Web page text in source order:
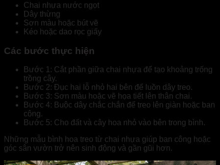
Chai nhựa nước ngọt
Dây thừng
Sơn màu hoặc bút vẽ
Kéo hoặc dao rọc giấy
Các bước thực hiện
Bước 1: Cắt phần giữa chai nhựa để tạo khoảng trống
trồng cây.
Bước 2: Đục hai lỗ nhỏ hai bên để luồn dây treo.
Bước 3: Sơn màu hoặc vẽ họa tiết lên thân chai.
Bước 4: Buộc dây chắc chắn để treo lên giàn hoặc ban
công.
Bước 5: Cho đất và cây hoa nhỏ vào bên trong bình.
Những mẫu bình hoa treo từ chai nhựa giúp ban công hoặc
góc sân vườn trở nên sinh động và gần gũi hơn.